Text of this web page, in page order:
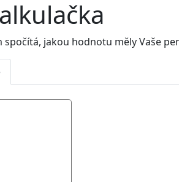
spočítá, jakou hodnotu měly Vaše